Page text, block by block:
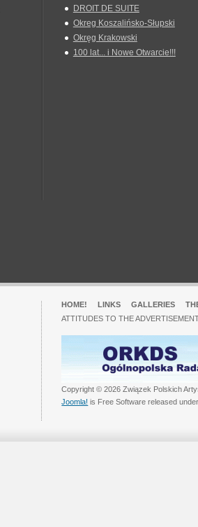
DROIT DE SUITE
Okreg Koszalińsko-Słupski
Okręg Krakowski
100 lat... i Nowe Otwarcie!!!
HOME! LINKS GALLERIES
ATTITUDES TO THE
Copyright © 2026 Związek Polskich
Joomla! is Free Software released